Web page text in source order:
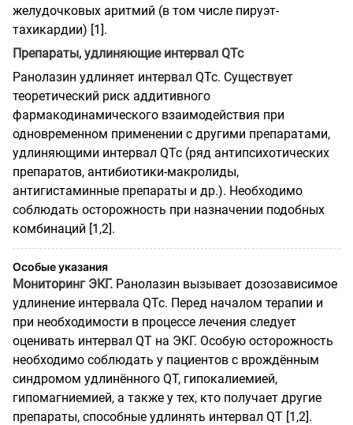
желудочковых аритмий (в том числе пируэт-
тахикардии) [1].
Препараты, удлиняющие интервал QTc
Ранолазин удлиняет интервал QTc. Существует
теоретический риск аддитивного
фармакодинамического взаимодействия при
одновременном применении с другими препаратами,
удлиняющими интервал QTc (ряд антипсихотических
препаратов, антибиотики-макролиды,
антигистаминные препараты и др.). Необходимо
соблюдать осторожность при назначении подобных
комбинаций [1,2].
Особые указания
Мониторинг ЭКГ. Ранолазин вызывает дозозависимое
удлинение интервала QTc. Перед началом терапии и
при необходимости в процессе лечения следует
оценивать интервал QT на ЭКГ. Особую осторожность
необходимо соблюдать у пациентов с врождённым
синдромом удлинённого QT, гипокалиемией,
гипомагниемией, а также у тех, кто получает другие
препараты, способные удлинять интервал QT [1,2].